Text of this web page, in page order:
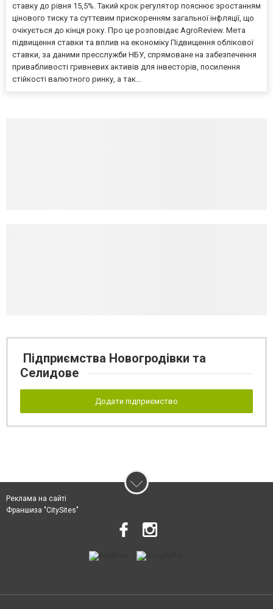
ставку до рівня 15,5%. Такий крок регулятор пояснює зростанням
цінового тиску та суттєвим прискоренням загальної інфляції, що
очікується до кінця року. Про це розповідає AgroReview. Мета
підвищення ставки та вплив на економіку Підвищення облікової
ставки, за даними пресслужби НБУ, спрямоване на забезпечення
привабливості гривневих активів для інвесторів, посилення
стійкості валютного ринку, а так...
Підприємства Новогродівки та
Селидове
Додати підприємство
Реклама на сайті
Франшиза "CitySites"